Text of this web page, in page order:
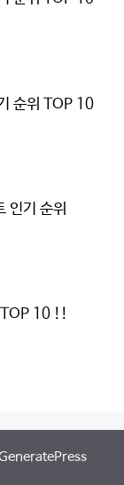
순위 TOP 10
인기 순위
TOP 10 !!